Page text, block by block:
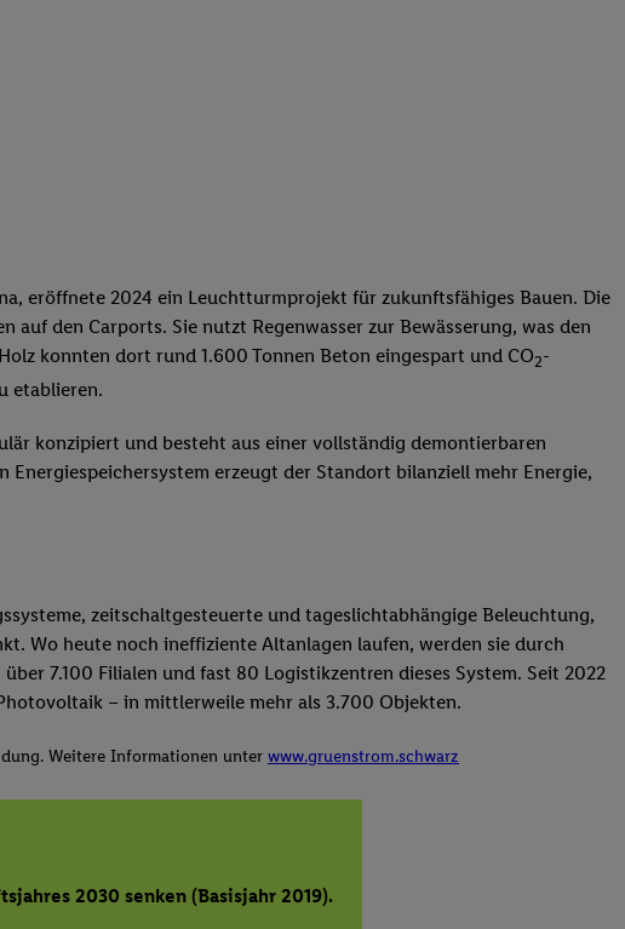
eröffnete 2024 ein Leuchtturmprojekt für zukunftsfähiges Bauen. Die
den Carports. Sie nutzt Regenwasser zur Bewässerung, was den
konnten dort rund 1.600 Tonnen Beton eingespart und CO2-
etablieren.
konzipiert und besteht aus einer vollständig demontierbaren
erzeugt der Standort bilanziell mehr Energie,
zeitschaltgesteuerte und tageslichtabhängige Beleuchtung,
Wo heute noch ineffiziente Altanlagen laufen, werden sie durch
7.100 Filialen und fast 80 Logistikzentren dieses System. Seit 2022
– in mittlerweile mehr als 3.700 Objekten.
Weitere Informationen unter www.gruenstrom.schwarz
2030 senken (Basisjahr 2019).